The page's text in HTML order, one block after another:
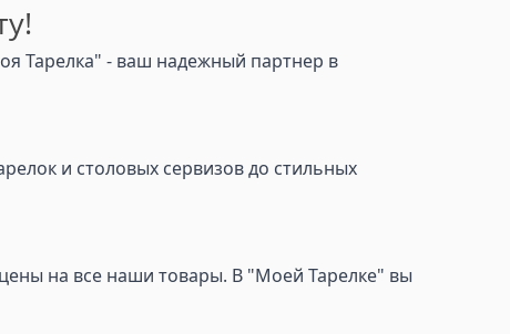
Тарелка" - ваш надежный партнер в
и столовых сервизов до стильных
на все наши товары. В "Моей Тарелке" вы